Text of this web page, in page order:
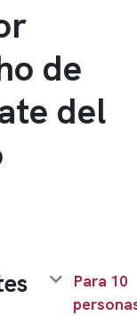
de
del
Para 10